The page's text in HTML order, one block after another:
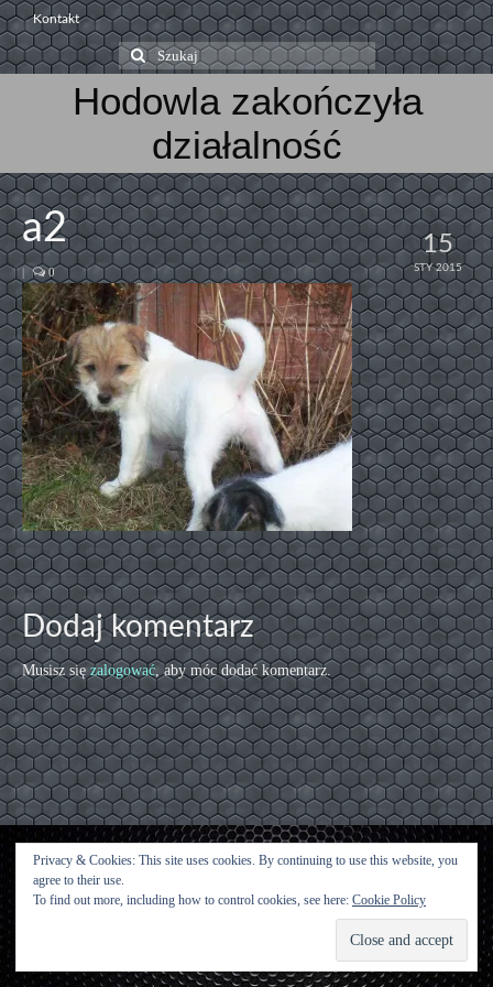
Kontakt
Szuklaj
w:
Hodowla zakończyła
działalność
15
STY 2015
a2
| 0
Dodaj komentarz
Musisz się zalogować, aby móc dodać komentarz.
Kontakt
Privacy & Cookies: This site uses cookies. By continuing to use this website, you
agree to their use.
To find out more, including how to control cookies, see here: Cookie Policy